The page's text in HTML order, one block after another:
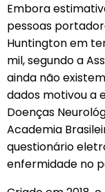
Embora
pessoas
Huntington em
mil, segundo a
ainda não
dados motivou a
Doenças
Academia
questionário
enfermidade no